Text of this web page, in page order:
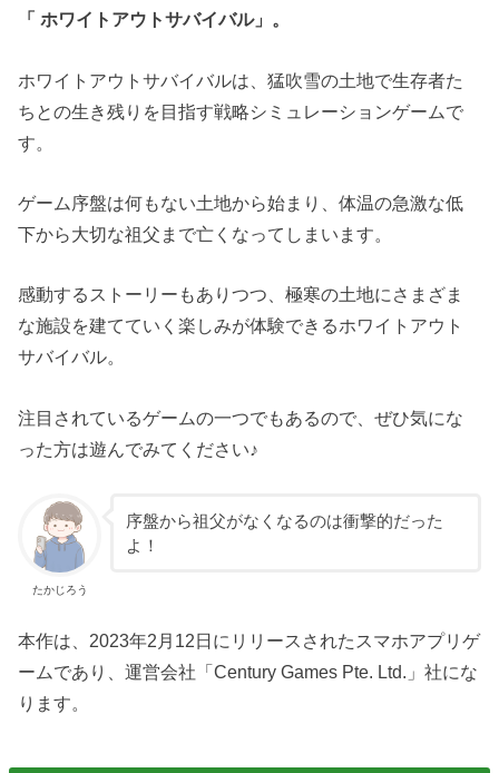
「 ホワイトアウトサバイバル」。
ホワイトアウトサバイバルは、猛吹雪の土地で生存者た
ちとの生き残りを目指す戦略シミュレーションゲームで
す。
ゲーム序盤は何もない土地から始まり、体温の急激な低
下から大切な祖父まで亡くなってしまいます。
感動するストーリーもありつつ、極寒の土地にさまざま
な施設を建てていく楽しみが体験できるホワイトアウト
サバイバル。
注目されているゲームの一つでもあるので、ぜひ気にな
った方は遊んでみてください♪
たかじろう
序盤から祖父がなくなるのは衝撃的だった
よ！
本作は、2023年2月12日にリリースされたスマホアプリゲ
ームであり、運営会社「Century Games Pte. Ltd.」社にな
ります。